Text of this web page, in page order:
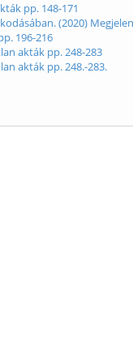
pp. 148-171
(2020)
196-216
akták pp. 248-283
akták pp. 248.-283.